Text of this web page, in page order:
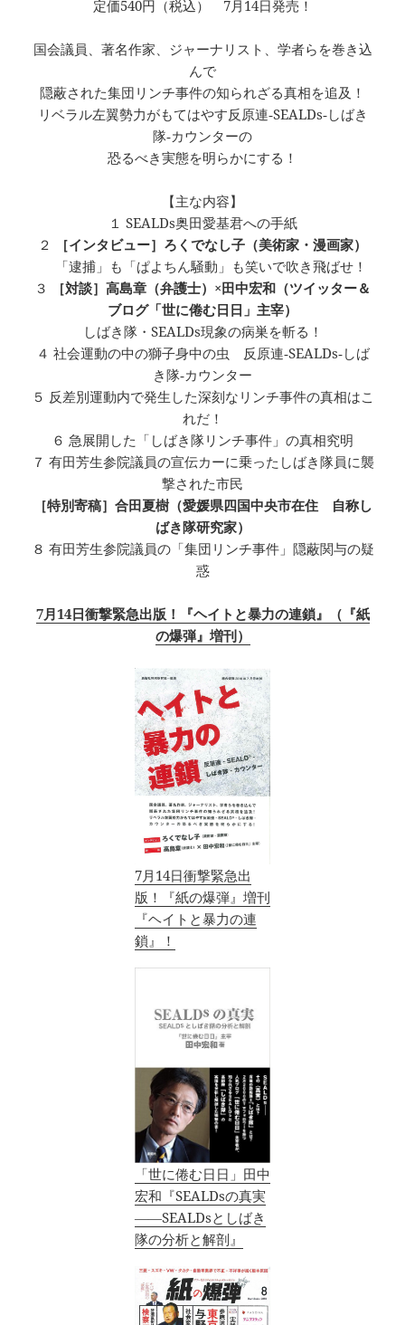
定価540円（税込） 7月14日発売！
国会議員、著名作家、ジャーナリスト、学者らを巻き込
んで
隠蔽された集団リンチ事件の知られざる真相を追及！
リベラル左翼勢力がもてはやす反原連‐SEALDs‐しばき
隊‐カウンターの
恐るべき実態を明らかにする！
【主な内容】
１ SEALDs奥田愛基君への手紙
２
［インタビュー］ろくでなし子（美術家・漫画家）
「逮捕」も「ぱよちん騒動」も笑いで吹き飛ばせ！
３
［対談］高島章（弁護士）×田中宏和（ツイッター＆
ブログ「世に倦む日日」主宰）
しばき隊・SEALDs現象の病巣を斬る！
４ 社会運動の中の獅子身中の虫 反原連‐SEALDs‐しば
き隊‐カウンター
５ 反差別運動内で発生した深刻なリンチ事件の真相はこ
れだ！
６ 急展開した「しばき隊リンチ事件」の真相究明
７ 有田芳生参院議員の宣伝カーに乗ったしばき隊員に襲
撃された市民
［特別寄稿］合田夏樹（愛媛県四国中央市在住 自称し
ばき隊研究家）
８ 有田芳生参院議員の「集団リンチ事件」隠蔽関与の疑
惑
7月14日衝撃緊急出版！『ヘイトと暴力の連鎖』（『紙
の爆弾』増刊）
7月14日衝撃緊急出
版！『紙の爆弾』増刊
『ヘイトと暴力の連
鎖』！
「世に倦む日日」田中
宏和『SEALDsの真実
――SEALDsとしばき
隊の分析と解剖』